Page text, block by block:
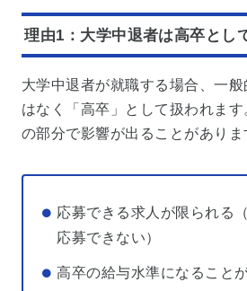
理由1：大学中退者は高卒とし
大学中退者が就職する場合、一
はなく「高卒」として扱われま
の部分で影響が出ることがありま
応募できる求人が限られる
応募できない）
高卒の給与水準になること